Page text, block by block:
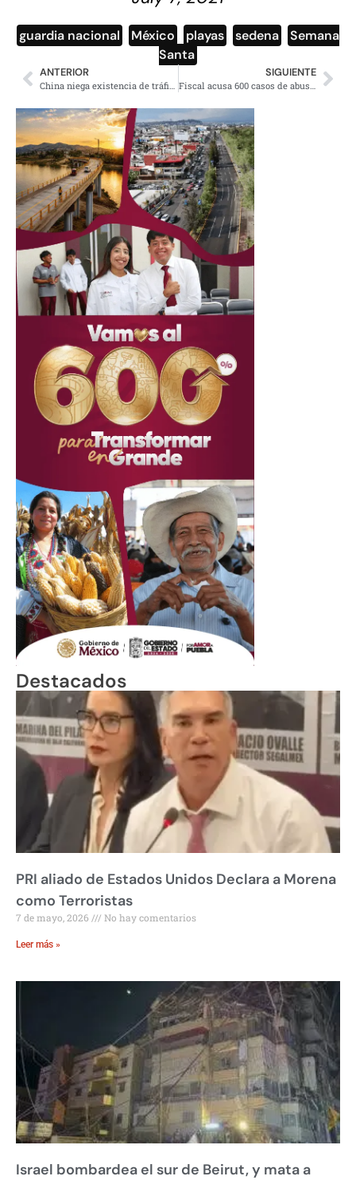
guardia nacional México playas sedena
Semana
Santa
ANTERIOR
China niega existencia de tráfico de fentanilo a México
SIGUIENTE
Fiscal acusa 600 casos de abusos a menores en diócesis de Baltimore
Destacados
PRI aliado de Estados Unidos Declara a Morena
como Terroristas
7 de mayo, 2026 No hay comentarios
Leer más »
Israel bombardea el sur de Beirut, y mata a